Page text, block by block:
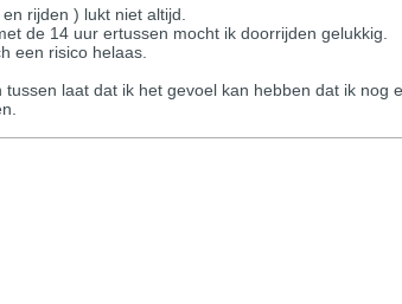
rijden ) lukt niet altijd.
de 14 uur ertussen mocht ik doorrijden gelukkig.
een risico helaas.
laat dat ik het gevoel kan hebben dat ik